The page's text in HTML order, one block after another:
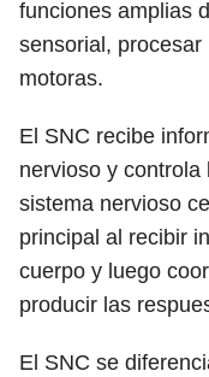
funciones amplias
sensorial,
motoras.
El SNC recibe
nervioso y controla
sistema nervioso
principal al recibir
cuerpo y luego
producir las
El SNC se